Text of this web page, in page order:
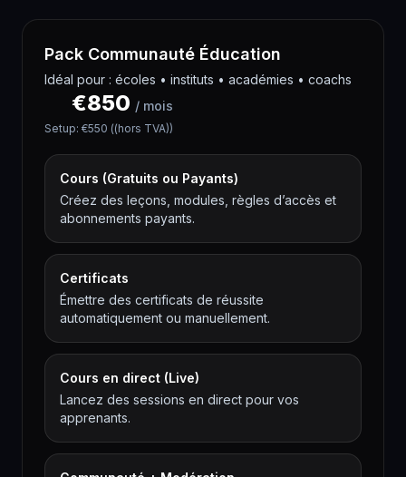
Pack Communauté Éducation
Idéal pour : écoles • instituts • académies • coachs
€850 / mois
Setup: €550 ((hors TVA))
Cours (Gratuits ou Payants)
Créez des leçons, modules, règles d’accès et
abonnements payants.
Certificats
Émettre des certificats de réussite
automatiquement ou manuellement.
Cours en direct (Live)
Lancez des sessions en direct pour vos
apprenants.